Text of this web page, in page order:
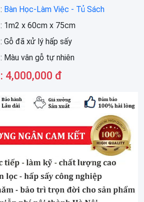
: Bàn Học-Làm Việc - Tủ Sách
: 1m2 x 60cm x 75cm
: Gỗ đã xử lý hấp sấy
: Màu vân gỗ tự nhiên
: 4,000,000 đ